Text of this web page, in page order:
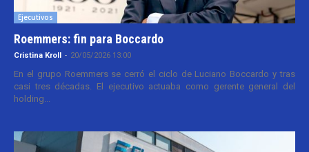
Ejecutivos
Roemmers: fin para Boccardo
Cristina Kroll - 20/05/2026 13:00
En el grupo Roemmers se cerró el ciclo de Luciano Boccardo y tras
casi tres décadas. El ejecutivo actuaba como gerente general del
holding...